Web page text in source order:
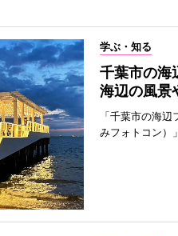
学ぶ・知る
千葉市の
海辺の風景
「千葉市の海
みフォトコン）